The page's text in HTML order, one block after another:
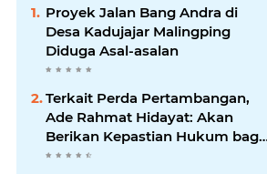
Proyek Jalan Bang Andra di
Desa Kadujajar Malingping
Diduga Asal-asalan
Terkait Perda Pertambangan,
Ade Rahmat Hidayat: Akan
Berikan Kepastian Hukum bagi
Masyarakat dan Pelaku Usaha